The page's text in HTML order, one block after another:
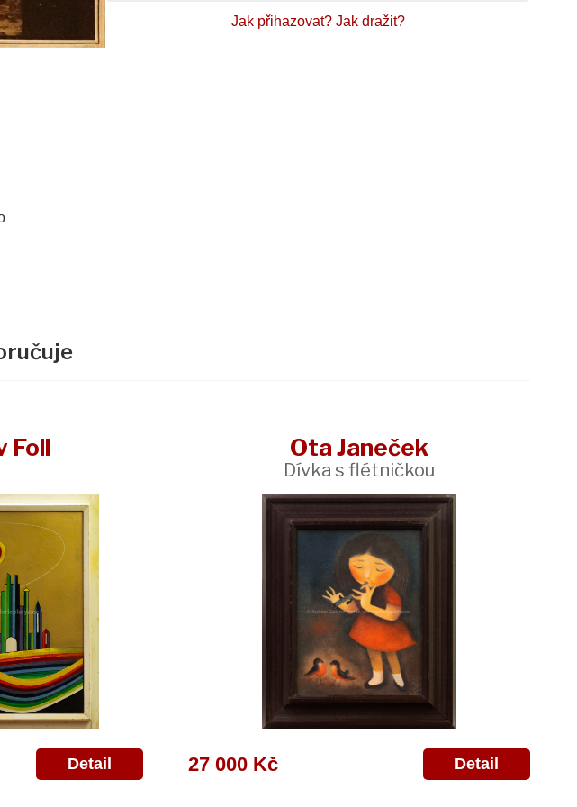
Jak přihazovat? Jak dražit?
Foll
Detail
Ota Janeček
Dívka s flétničkou
27 000 Kč Detail